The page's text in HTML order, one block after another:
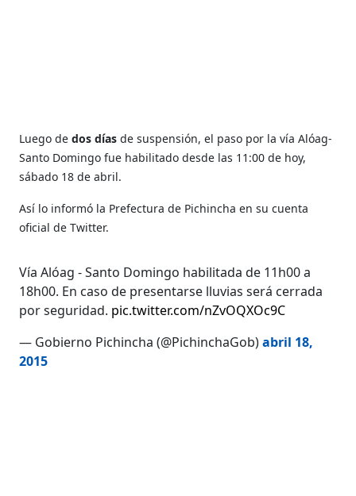
Luego dedos díasde suspensión, el paso por la vía Alóag-
Santo Domingo fue habilitado desde las 11:00 de hoy,
sábado 18 de abril.
Así lo informó la Prefectura de Pichincha en su cuenta
oficial de Twitter.
Vía Alóag - Santo Domingo habilitada de 11h00 a
18h00. En caso de presentarse lluvias será cerrada
por seguridad. pic.twitter.com/nZvOQXOc9C
— Gobierno Pichincha (@PichinchaGob)abril 18,
2015